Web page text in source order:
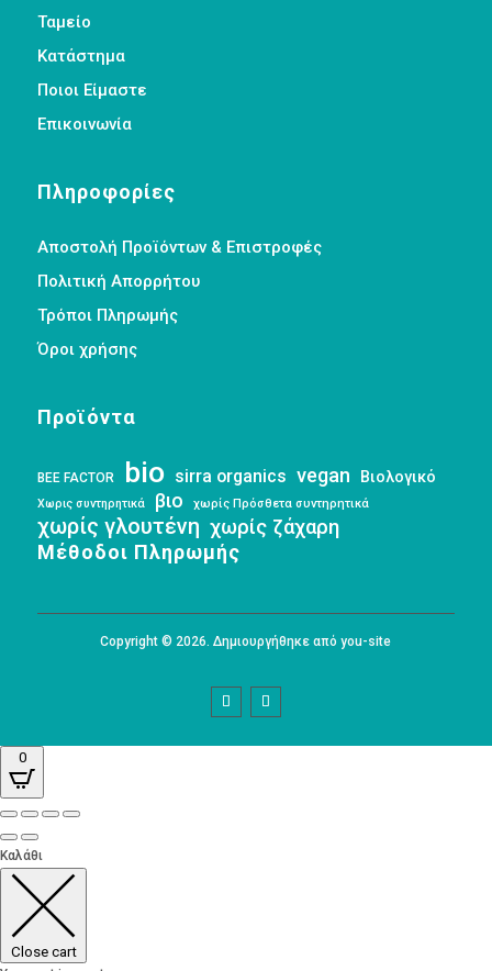
Ταμείο
Κατάστημα
Ποιοι Είμαστε
Επικοινωνία
Πληροφορίες
Αποστολή Προϊόντων & Επιστροφές
Πολιτική Απορρήτου
Τρόποι Πληρωμής
Όροι χρήσης
Προϊόντα
BEE FACTOR bio sirra organics vegan Βιολογικό
Χωρις συντηρητικά βιο χωρίς Πρόσθετα συντηρητικά
χωρίς γλουτένη χωρίς ζάχαρη
Μέθοδοι Πληρωμής
Copyright © 2026. Δημιουργήθηκε από you-site
0
Καλάθι
Close cart